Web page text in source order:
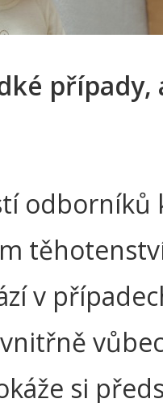
případy,
odborníků
v
si